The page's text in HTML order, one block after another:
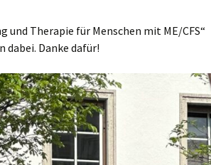
und Therapie für Menschen mit ME/CFS“
dabei. Danke dafür!